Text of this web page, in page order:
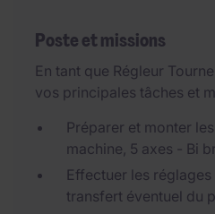
Poste et missions
En tant que Régleur
vos principales tâches et
Préparer et monter
machine, 5 axes - Bi
Effectuer les
transfert éventuel du